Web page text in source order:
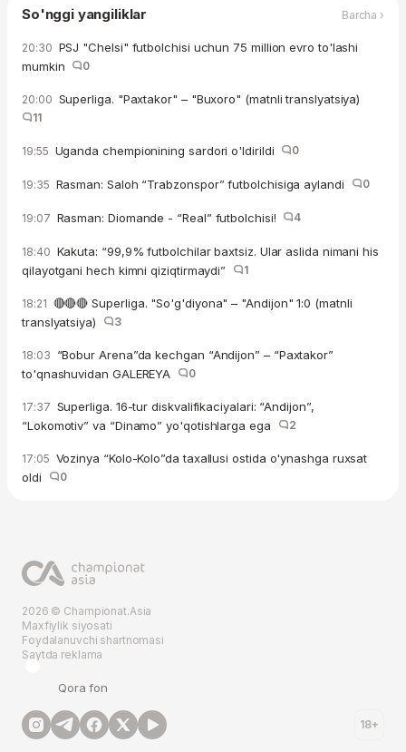
So'nggi yangiliklar Barcha ›
20:30 PSJ "Chelsi" futbolchisi uchun 75 million evro to'lashi
mumkin
0
20:00 Superliga. "Paxtakor" – "Buxoro" (matnli translyatsiya)
11
19:55 Uganda chempionining sardori o'ldirildi 0
19:35 Rasman: Saloh “Trabzonspor” futbolchisiga aylandi 0
19:07 Rasman: Diomande - “Real” futbolchisi! 4
18:40 Kakuta: “99,9% futbolchilar baxtsiz. Ular aslida nimani his
qilayotgani hech kimni qiziqtirmaydi”
1
18:21 🔴🔴🔴 Superliga. "So'g'diyona" – "Andijon" 1:0 (matnli
translyatsiya)
3
18:03 “Bobur Arena”da kechgan “Andijon” – “Paxtakor”
to'qnashuvidan GALEREYA
0
17:37 Superliga. 16-tur diskvalifikaciyalari: “Andijon”,
“Lokomotiv” va “Dinamo” yo'qotishlarga ega
2
17:05 Vozinya “Kolo-Kolo”da taxallusi ostida o'ynashga ruxsat
oldi
0
2026 © Championat.Asia
Maxfiylik siyosati
Foydalanuvchi shartnomasi
Saytda reklama
Qora fon
18+